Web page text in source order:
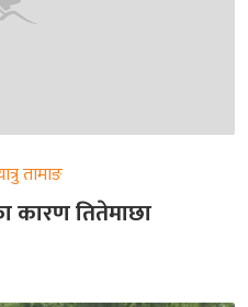
तामाङ
कारण तितेमाछा